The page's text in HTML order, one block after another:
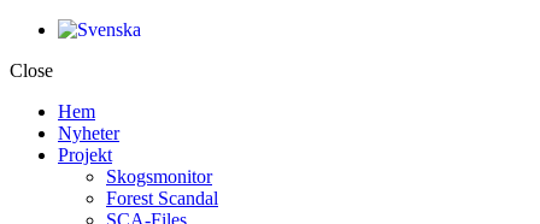
Close
Hem
Nyheter
Projekt
Skogsmonitor
Forest Scandal
SCA-Files